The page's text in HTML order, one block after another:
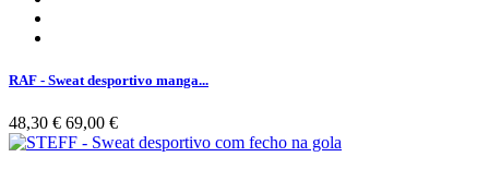
RAF - Sweat desportivo manga...
48,30 € 69,00 €